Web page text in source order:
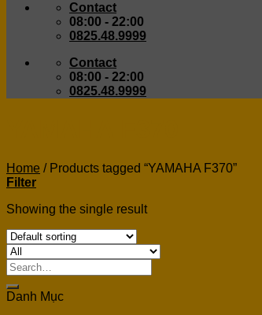
Contact
08:00 - 22:00
0825.48.9999
Contact
08:00 - 22:00
0825.48.9999
Home /Products tagged “YAMAHA F370”
Filter
Showing the single result
Search
for:
Danh Mục